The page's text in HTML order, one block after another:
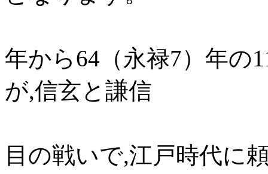
年から64（永禄7）年の
が,信玄と謙信
目の戦いで,江戸時代に